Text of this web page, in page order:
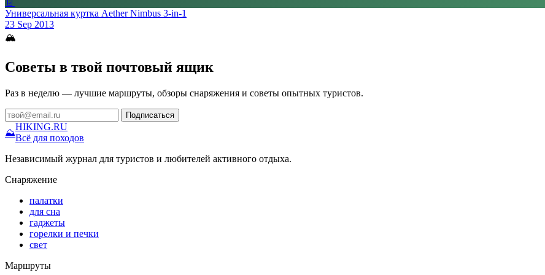
Универсальная куртка Aether Nimbus 3-in-1
23 Sep 2013
🏔
Советы в твой почтовый ящик
Раз в неделю — лучшие маршруты, обзоры снаряжения и советы опытных туристов.
Подписаться
⛰
HIKING.RU
Всё для походов
Независимый журнал для туристов и любителей активного отдыха.
Снаряжение
палатки
для сна
гаджеты
горелки и печки
свет
Маршруты